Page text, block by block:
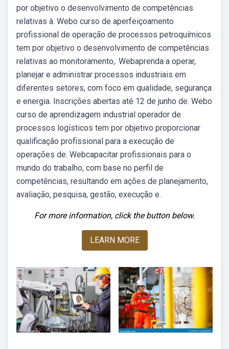
por objetivo o desenvolvimento de competências
relativas à. Webo curso de aperfeiçoamento
profissional de operação de processos petroquímicos
tem por objetivo o desenvolvimento de competências
relativas ao monitoramento,. Webaprenda a operar,
planejar e administrar processos industriais em
diferentes setores, com foco em qualidade, segurança
e energia. Inscrições abertas até 12 de junho de. Webo
curso de aprendizagem industrial operador de
processos logísticos tem por objetivo proporcionar
qualificação profissional para a execução de
operações de. Webcapacitar profissionais para o
mundo do trabalho, com base no perfil de
competências, resultando em ações de planejamento,
avaliação, pesquisa, gestão, execução e.
For more information, click the button below.
LEARN MORE